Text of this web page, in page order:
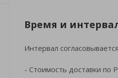
Время и
Интервал
- Стоимость доставки по